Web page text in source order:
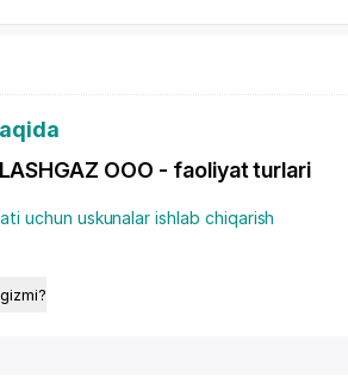
OOO - faoliyat turlari
uchun uskunalar ishlab chiqarish